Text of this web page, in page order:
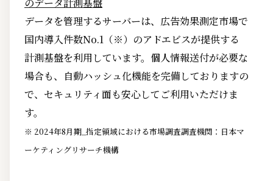
のデータ計測基盤
データを管理するサーバーは、広告効果測定市場で
国内導入件数No.1（※）のアドエビスが提供する
計測基盤を利用しています。個人情報送付が必要な
場合も、自動ハッシュ化機能を完備しておりますの
で、セキュリティ面も安心してご利用いただけま
す。
※ 2024年8月期_指定領域における市場調査調査機関：日本マ
ーケティングリサーチ機構